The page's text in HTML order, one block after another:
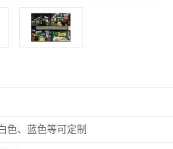
色、蓝色等可定制